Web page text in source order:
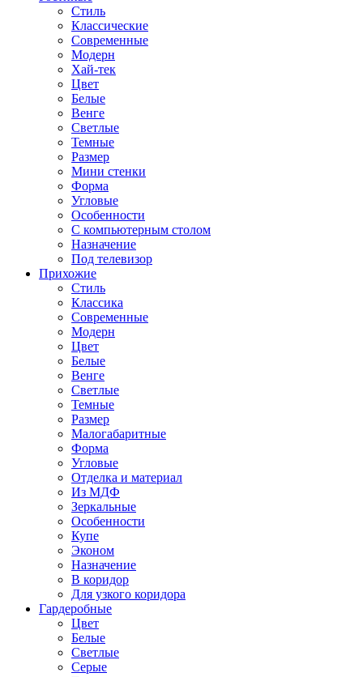
Стиль
Классические
Современные
Модерн
Хай-тек
Цвет
Белые
Венге
Светлые
Темные
Размер
Мини стенки
Форма
Угловые
Особенности
С компьютерным столом
Назначение
Под телевизор
Прихожие
Стиль
Классика
Современные
Модерн
Цвет
Белые
Венге
Светлые
Темные
Размер
Малогабаритные
Форма
Угловые
Отделка и материал
Из МДФ
Зеркальные
Особенности
Купе
Эконом
Назначение
В коридор
Для узкого коридора
Гардеробные
Цвет
Белые
Светлые
Серые